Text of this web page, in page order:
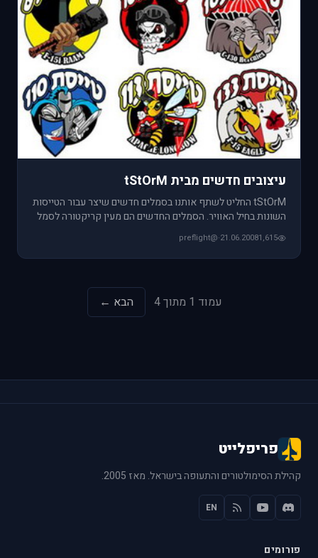
עיצובים חדשים מבית tStOrM
tStOrM החליט לשתף אותנו בסמלים חדשים שיצר עבור הטייסות
השונות בחיל האוויר. הסמלים החדשים הם מעין קריקטורה לסמל
1,615
21.06.2008
·
@preflight
עמוד 1 מתוך 4 הבא ←
פריפלייט
קהילת הסימולטורים והתעופה בישראל. מאז 2005.
EN
פורומים